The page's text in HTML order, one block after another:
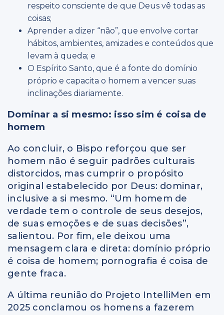
respeito consciente de que Deus vê todas as
coisas;
Aprender a dizer “não”, que envolve cortar
hábitos, ambientes, amizades e conteúdos que
levam à queda; e
O Espírito Santo, que é a fonte do domínio
próprio e capacita o homem a vencer suas
inclinações diariamente.
Dominar a si mesmo: isso sim é coisa de
homem
Ao concluir, o Bispo reforçou que ser
homem não é seguir padrões culturais
distorcidos, mas cumprir o propósito
original estabelecido por Deus: dominar,
inclusive a si mesmo. “Um homem de
verdade tem o controle de seus desejos,
de suas emoções e de suas decisões”,
salientou. Por fim, ele deixou uma
mensagem clara e direta: domínio próprio
é coisa de homem; pornografia é coisa de
gente fraca.
A última reunião do Projeto IntelliMen em
2025 conclamou os homens a fazerem